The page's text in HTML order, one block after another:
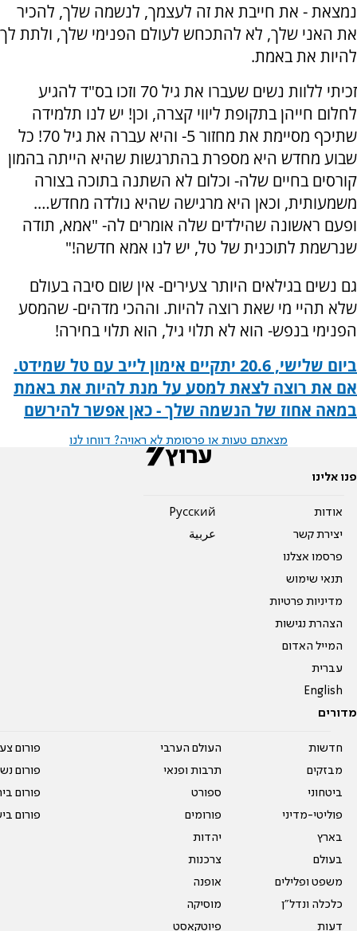
נמצאת - את חייבת את זה לעצמך, לנשמה שלך, להכיר
את האני שלך, לא להתכחש לעולם הפנימי שלך, ולתת לך
להיות את באמת.
זכיתי ללוות נשים שעברו את גיל 70 וזכו בס"ד להגיע
לחלום חייהן בתקופת ליווי קצרה, וכן! יש לנו תלמידה
שתיכף מסיימת את מחזור 5- והיא עברה את גיל 70! כל
שבוע מחדש היא מספרת בהתרגשות שהיא הייתה בהמון
קורסים בחיים שלה- וכלום לא השתנה בתוכה בצורה
משמעותית, וכאן היא מרגישה שהיא נולדה מחדש….
ופעם ראשונה שהילדים שלה אומרים לה- "אמא, תודה
שנרשמת לתוכנית של טל, יש לנו אמא חדשה!"
גם נשים בגילאים היותר צעירים- אין שום סיבה בעולם
שלא תהיי מי שאת רוצה להיות. וההכי מדהים- שהמסע
הפנימי בנפש- הוא לא תלוי גיל, הוא תלוי בחירה!
ביום שלישי, 20.6 יתקיים אימון לייב עם טל שמידט.
אם את רוצה לצאת למסע על מנת להיות את באמת
במאה אחוז של הנשמה שלך - כאן אפשר להירשם
מצאתם טעות או פרסומת לא ראויה? דווחו לנו
פנו אלינו
אודות
יצירת קשר
פרסמו אצלנו
תנאי שימוש
מדיניות פרטיות
הצהרת נגישות
המייל האדום
עברית
English
Pусский
عربية
מדורים
חדשות
מבזקים
ביטחוני
פוליטי-מדיני
בארץ
בעולם
משפט ופלילים
כלכלה ונדל"ן
דעות
העולם הערבי
תרבות ופנאי
ספורט
פורומים
יהדות
צרכנות
אופנה
מוסיקה
פיוטקאסט
פורום
פורום
פורום
פורום